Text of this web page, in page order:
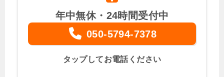
年中無休・24時間受付中
050-5794-7378
タップしてお電話ください